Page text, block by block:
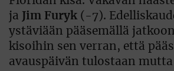
ja
Jim Furyk (-7).
ystäviään pääsemällä
kisoihin sen verran, että
avauspäivän tulostaan